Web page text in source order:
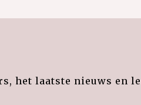
het laatste nieuws en